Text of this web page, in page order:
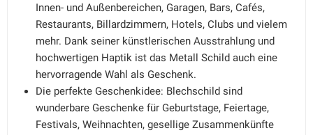
Innen- und Außenbereichen, Garagen, Bars, Cafés,
Restaurants, Billardzimmern, Hotels, Clubs und vielem
mehr. Dank seiner künstlerischen Ausstrahlung und
hochwertigen Haptik ist das Metall Schild auch eine
hervorragende Wahl als Geschenk.
Die perfekte Geschenkidee: Blechschild sind
wunderbare Geschenke für Geburtstage, Feiertage,
Festivals, Weihnachten, gesellige Zusammenkünfte